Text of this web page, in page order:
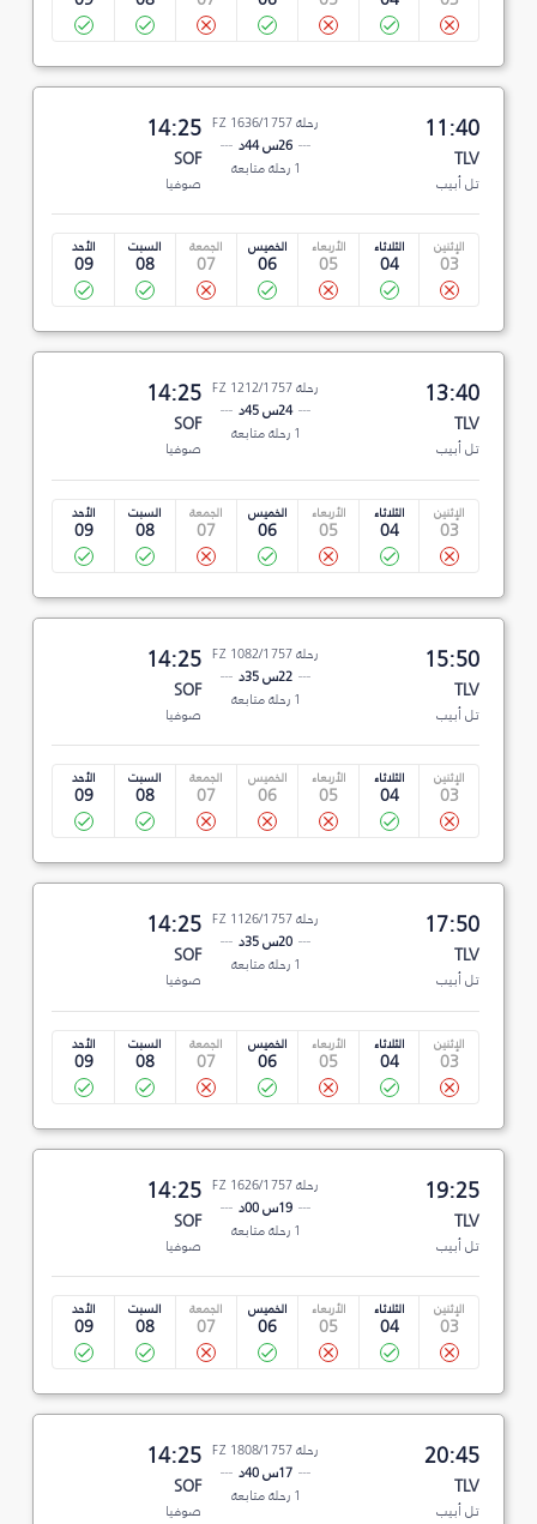
11:40
TLV
تل أبيب
رحلة FZ 1636/1757
26س 44د
1 رحلة متابعة
14:25
SOF
صوفيا
الإثنين
03
الثلاثاء
04
الأربعاء
05
الخميس
06
الجمعة
07
السبت
08
الأحد
09
13:40
TLV
تل أبيب
رحلة FZ 1212/1757
24س 45د
1 رحلة متابعة
14:25
SOF
صوفيا
الإثنين
03
الثلاثاء
04
الأربعاء
05
الخميس
06
الجمعة
07
السبت
08
الأحد
09
15:50
TLV
تل أبيب
رحلة FZ 1082/1757
22س 35د
1 رحلة متابعة
14:25
SOF
صوفيا
الإثنين
03
الثلاثاء
04
الأربعاء
05
الخميس
06
الجمعة
07
السبت
08
الأحد
09
17:50
TLV
تل أبيب
رحلة FZ 1126/1757
20س 35د
1 رحلة متابعة
14:25
SOF
صوفيا
الإثنين
03
الثلاثاء
04
الأربعاء
05
الخميس
06
الجمعة
07
السبت
08
الأحد
09
19:25
TLV
تل أبيب
رحلة FZ 1626/1757
19س 00د
1 رحلة متابعة
14:25
SOF
صوفيا
الإثنين
03
الثلاثاء
04
الأربعاء
05
الخميس
06
الجمعة
07
السبت
08
الأحد
09
20:45
TLV
تل أبيب
رحلة FZ 1808/1757
17س 40د
1 رحلة متابعة
14:25
SOF
صوفيا